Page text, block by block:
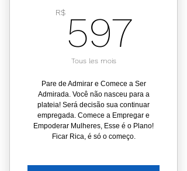
Cupons especiais para as lojas
nossos Conteúdos e Produtos
Atendimento Personalizado
Selo: Super VIP 🌟
R$ 597
Tous les mois
Pare de Admirar e Comece a Ser
Admirada. Você não nasceu para a
plateia! Será decisão sua continuar
empregada. Comece a Empregar e
Empoderar Mulheres, Esse é o Plano!
Ficar Rica, é só o começo.